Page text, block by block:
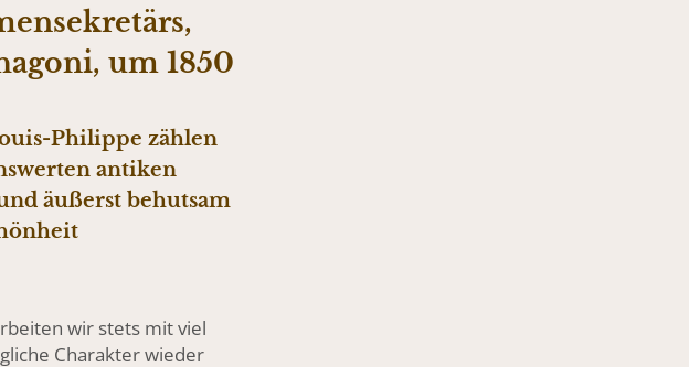
um 1850
Philippe zählen
antiken
äußerst behutsam
wir stets mit viel
Charakter wieder